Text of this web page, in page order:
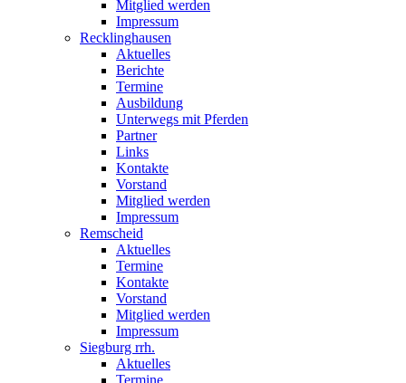
Mitglied werden
Impressum
Recklinghausen
Aktuelles
Berichte
Termine
Ausbildung
Unterwegs mit Pferden
Partner
Links
Kontakte
Vorstand
Mitglied werden
Impressum
Remscheid
Aktuelles
Termine
Kontakte
Vorstand
Mitglied werden
Impressum
Siegburg rrh.
Aktuelles
Termine